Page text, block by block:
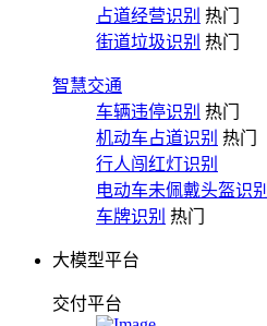
占道经营识别 热门
街道垃圾识别 热门
智慧交通
车辆违停识别 热门
机动车占道识别 热门
行人闯红灯识别
电动车未佩戴头盔识别
车牌识别 热门
大模型平台
交付平台